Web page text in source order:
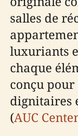
salles de
luxuriants
chaque
conçu
dignitaires
(AUC